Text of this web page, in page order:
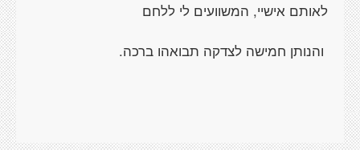
לאותם אישיי, המשוועים לי ללחם
והנותן חמישה לצדקה תבואהו ברכה.